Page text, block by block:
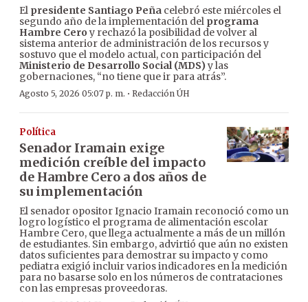
El presidente Santiago Peña celebró este miércoles el
segundo año de la implementación del programa
Hambre Cero y rechazó la posibilidad de volver al
sistema anterior de administración de los recursos y
sostuvo que el modelo actual, con participación del
Ministerio de Desarrollo Social (MDS)y las
gobernaciones, “no tiene que ir para atrás”.
Agosto 5, 2026 05:07 p. m. · Redacción ÚH
Política
Senador Iramain exige
medición creíble del impacto
de Hambre Cero a dos años de
su implementación
El senador opositor Ignacio Iramain reconoció como un
logro logístico el programa de alimentación escolar
Hambre Cero, que llega actualmente a más de un millón
de estudiantes. Sin embargo, advirtió que aún no existen
datos suficientes para demostrar su impacto y como
pediatra exigió incluir varios indicadores en la medición
para no basarse solo en los números de contrataciones
con las empresas proveedoras.